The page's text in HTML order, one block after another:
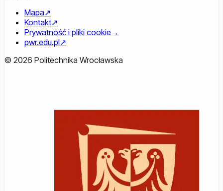
Mapa↗
Kontakt↗
Prywatność i pliki cookie →
pwr.edu.pl↗
© 2026 Politechnika Wrocławska